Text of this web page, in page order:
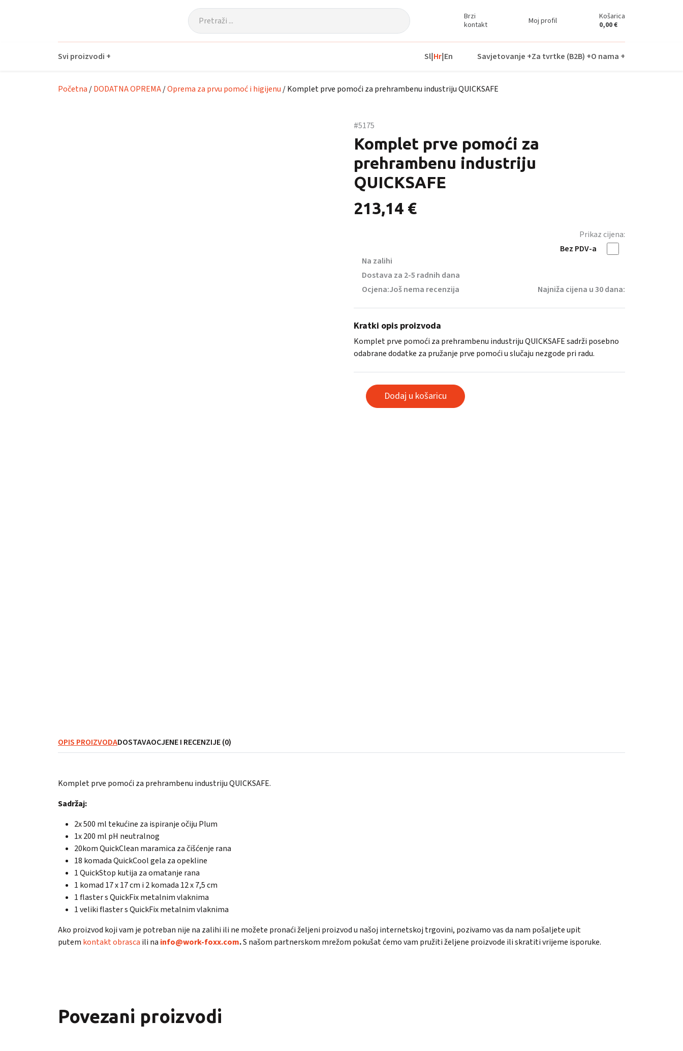
Brzi
kontakt
Moj profil
Košarica
0,00€
Svi proizvodi + Sl|Hr|En Savjetovanje +Za tvrtke (B2B) +O nama +
Početna /DODATNA OPREMA/Oprema za prvu pomoć i higijenu / Komplet prve pomoći za prehrambenu industriju QUICKSAFE
#5175
Komplet prve pomoći za
prehrambenu industriju
QUICKSAFE
213,14 €
Prikaz cijena:
Bez PDV-a
Na zalihi
Dostava za 2-5 radnih dana
Ocjena:Još nema recenzija Najniža cijena u 30 dana:
Kratki opis proizvoda
Komplet prve pomoći za prehrambenu industriju QUICKSAFE sadrži posebno
odabrane dodatke za pružanje prve pomoći u slučaju nezgode pri radu.
Komplet
prve
Dodaj u košaricu
OPIS PROIZVODADOSTAVAOCJENE I RECENZIJE (0)
Komplet prve pomoći za prehrambenu industriju QUICKSAFE.
Sadržaj:
2x 500 ml tekućine za ispiranje očiju Plum
1x 200 ml pH neutralnog
20kom QuickClean maramica za čišćenje rana
18 komada QuickCool gela za opekline
1 QuickStop kutija za omatanje rana
1 komad 17 x 17 cm i 2 komada 12 x 7,5 cm
1 flaster s QuickFix metalnim vlaknima
1 veliki flaster s QuickFix metalnim vlaknima
Ako proizvod koji vam je potreban nije na zalihi ili ne možete pronaći željeni proizvod u našoj internetskoj trgovini, pozivamo vas da nam pošaljete upit
putem kontakt obrasca ili na info@work-foxx.com.S našom partnerskom mrežom pokušat ćemo vam pružiti željene proizvode ili skratiti vrijeme isporuke.
Povezani proizvodi